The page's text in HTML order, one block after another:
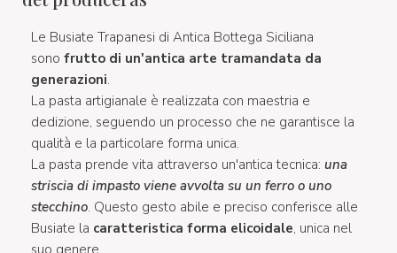
Le Busiate Trapanesi di Antica Bottega Siciliana
sono frutto di un'antica arte tramandata da
generazioni.
La pasta artigianale è realizzata con maestria e
dedizione, seguendo un processo che ne garantisce la
qualità e la particolare forma unica.
La pasta prende vita attraverso un'antica tecnica: una
striscia di impasto viene avvolta su un ferro o uno
stecchino. Questo gesto abile e preciso conferisce alle
Busiate la caratteristica forma elicoidale, unica nel
suo genere.